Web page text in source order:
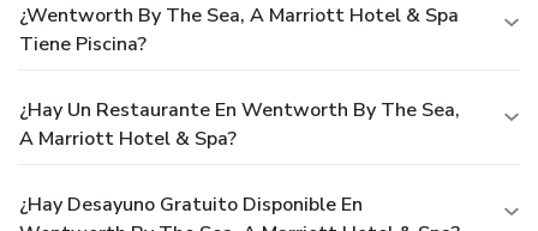
¿Wentworth By The Sea, A Marriott Hotel & Spa
Tiene Piscina?
¿Hay Un Restaurante En Wentworth By The Sea,
A Marriott Hotel & Spa?
¿Hay Desayuno Gratuito Disponible En